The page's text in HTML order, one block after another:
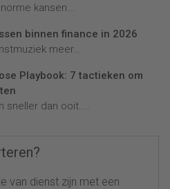
kansen...
binnen finance in 2026
meer...
Playbook: 7 tactieken om
sneller dan ooit....
van dienst zijn met een